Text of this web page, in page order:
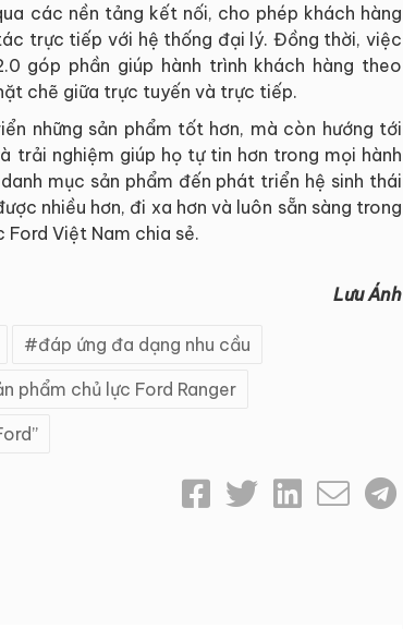
các nền tảng kết nối, cho phép khách hàng
trực tiếp với hệ thống đại lý. Đồng thời, việc
góp phần giúp hành trình khách hàng theo
chẽ giữa trực tuyến và trực tiếp.
những sản phẩm tốt hơn, mà còn hướng tới
trải nghiệm giúp họ tự tin hơn trong mọi hành
mục sản phẩm đến phát triển hệ sinh thái
nhiều hơn, đi xa hơn và luôn sẵn sàng trong
Ford Việt Nam chia sẻ.
Lưu Ánh
đáp ứng đa dạng nhu cầu
phẩm chủ lực Ford Ranger